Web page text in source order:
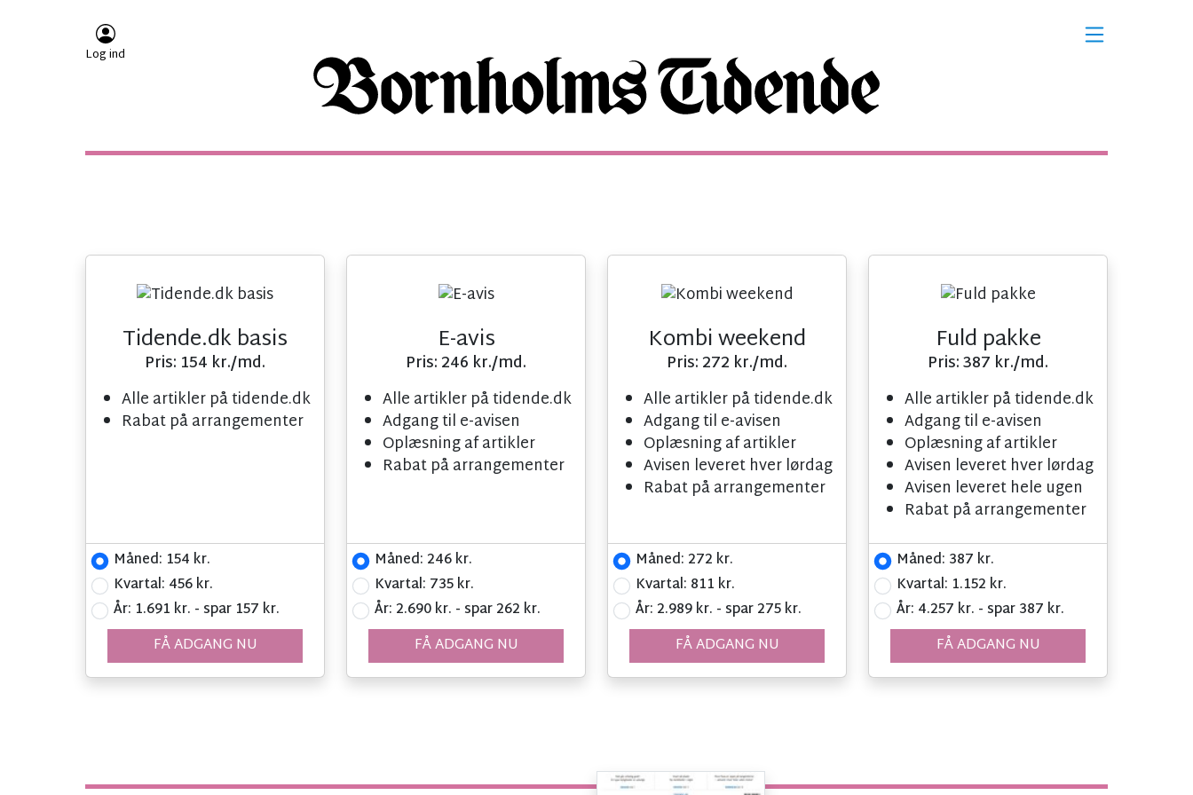
Log ind
Tidende.dk basis
Pris: 154 kr./md.
Alle artikler på tidende.dk
Rabat på arrangementer
Måned: 154 kr.
Kvartal: 456 kr.
År: 1.691 kr. - spar 157 kr.
FÅ ADGANG NU
E-avis
Pris: 246 kr./md.
Alle artikler på tidende.dk
Adgang til e-avisen
Oplæsning af artikler
Rabat på arrangementer
Måned: 246 kr.
Kvartal: 735 kr.
År: 2.690 kr. - spar 262 kr.
FÅ ADGANG NU
Kombi weekend
Pris: 272 kr./md.
Alle artikler på tidende.dk
Adgang til e-avisen
Oplæsning af artikler
Avisen leveret hver lørdag
Rabat på arrangementer
Måned: 272 kr.
Kvartal: 811 kr.
År: 2.989 kr. - spar 275 kr.
FÅ ADGANG NU
Fuld pakke
Pris: 387 kr./md.
Alle artikler på tidende.dk
Adgang til e-avisen
Oplæsning af artikler
Avisen leveret hver lørdag
Avisen leveret hele ugen
Rabat på arrangementer
Måned: 387 kr.
Kvartal: 1.152 kr.
År: 4.257 kr. - spar 387 kr.
FÅ ADGANG NU